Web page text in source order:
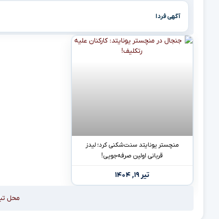
آگهی فردا
منچستر یونایتد سنت‌شکنی کرد؛ لیدز
قربانی اولین صرفه‌جویی!
تیر ۱۹, ۱۴۰۴
محل